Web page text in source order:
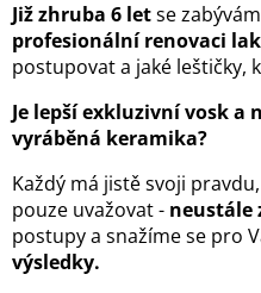
Již zhruba 6 letse
profesionální renovaci
postupovat a jaké leštičky,
Je lepší exkluzivní vosk a
vyráběná keramika?
Každý má jistě svoji
pouze uvažovat - neustále
postupy a snažíme se pro
výsledky.